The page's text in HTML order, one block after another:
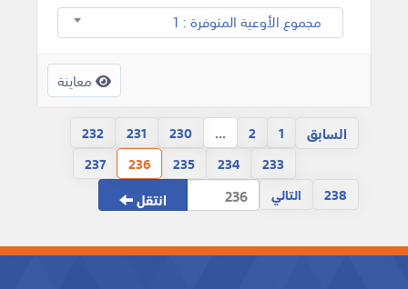
مجموع الأوعية المتوفرة : 1
معاينة
السابق 1
2
...
230
231
232
233
234
235
236
237
238
التالي انتقل